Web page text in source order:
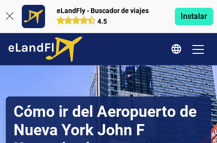
eLandFly - Buscador de viajes
4.5
Instalar
Cómo ir del Aeropuerto de
Nueva York John F